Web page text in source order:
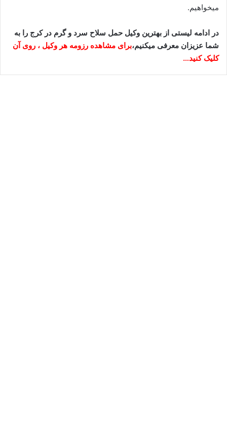
میخواهیم.
در ادامه لیستی از بهترین وکیل حمل سلاح سرد و گرم در کرج را به
شما عزیزان معرفی میکنیم،برای مشاهده رزومه هر وکیل ، روی آن
کلیک کنید…